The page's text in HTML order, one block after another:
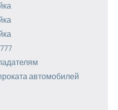
автомобилей